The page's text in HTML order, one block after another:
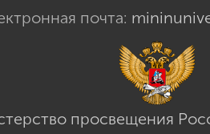
почта:
просвещения